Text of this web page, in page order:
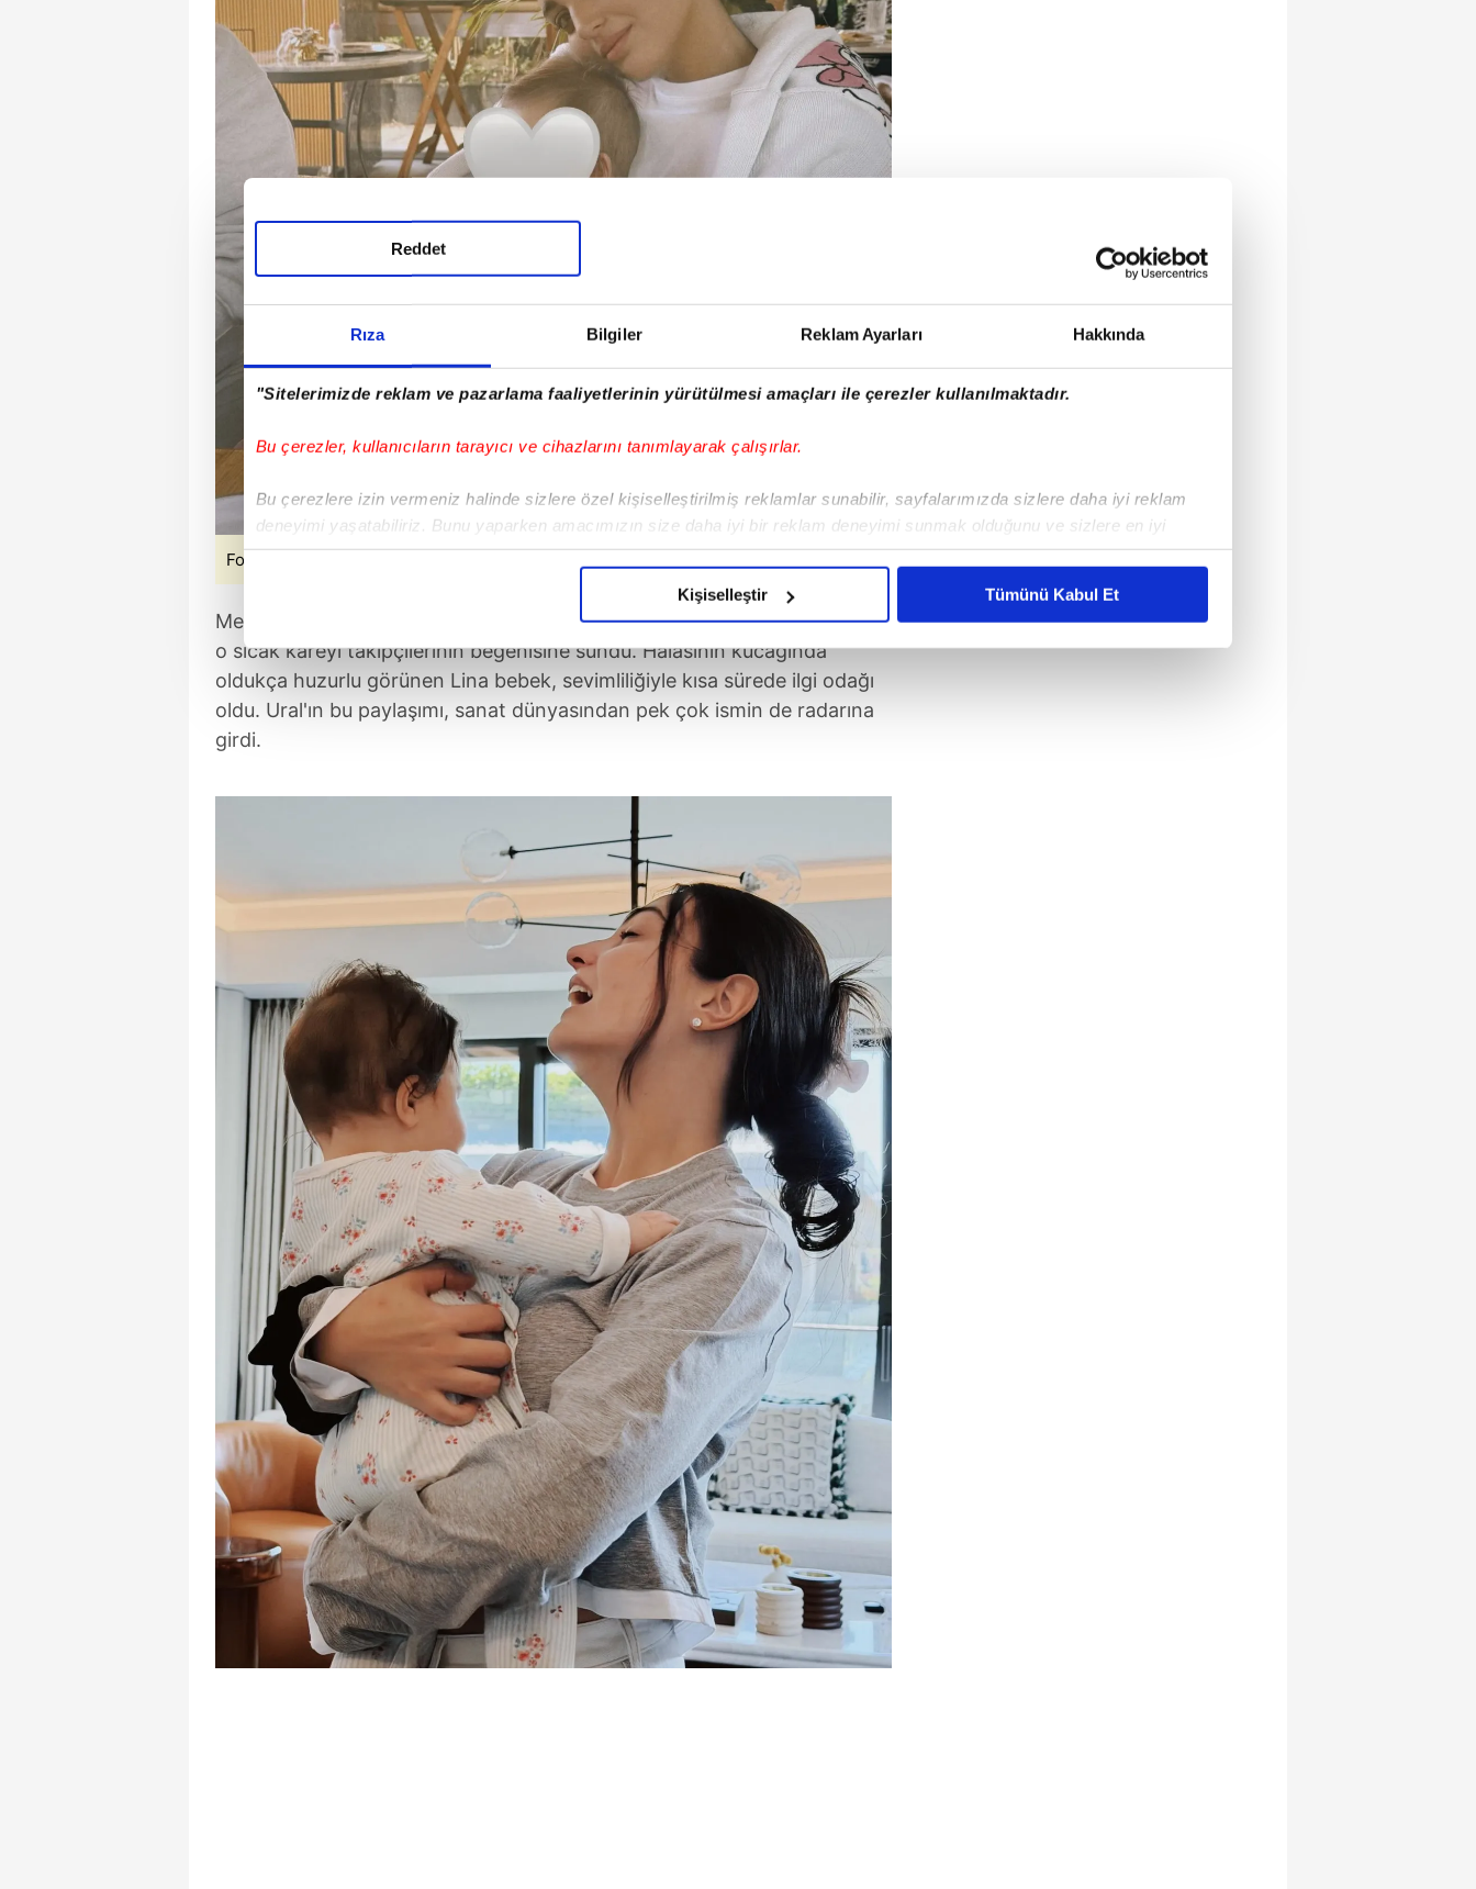
Rıza Bilgiler Reklam Ayarları Hakkında
"Sitelerimizde reklam ve pazarlama faaliyetlerinin yürütülmesi amaçları ile çerezler kullanılmaktadır.
Bu çerezler, kullanıcıların tarayıcı ve cihazlarını tanımlayarak çalışırlar.
Bu çerezlere izin vermeniz halinde sizlere özel kişiselleştirilmiş reklamlar sunabilir, sayfalarımızda sizlere daha iyi reklam
deneyimi yaşatabiliriz. Bunu yaparken amacımızın size daha iyi bir reklam deneyimi sunmak olduğunu ve sizlere en iyi
içerikleri sunabilmek adına elimizden gelen çabayı gösterdiğimizi ve bu noktada, reklamların maliyetlerimizi karşılamak
Sizlere daha iyi bir hizmet sunabilmek için İnternet Sitemizde kendimize ve üçüncü kişilere ait çerezler kullanılmaktadır. Bu
çerezler vasıtasıyla çeşitli kişisel verileriniz işlenmekte olup gerekli olan çerezler bilgi toplumu hizmetlerinin sunulması
Çerez Bilgilendirme Metnimiziziyaret edebilirsiniz.
6698 sayılı Kişisel Verilerin Korunması Kanunu uyarınca hazırlanmış Aydınlatma Metnimizi okumak ve sitemizde ilgili
mevzuata uygun olarak kullanılan çerezlerle ilgili bilgi almak için lütfentıklayınız
Reddet
Kişiselleştir Tümünü Kabul Et
Fotoğraflar: Sosyal medya
Melisa Ural, son olarak minik Lina ile ev halini yansıtan ayna karşısındaki
o sıcak kareyi takipçilerinin beğenisine sundu. Halasının kucağında
oldukça huzurlu görünen Lina bebek, sevimliliğiyle kısa sürede ilgi odağı
oldu. Ural'ın bu paylaşımı, sanat dünyasından pek çok ismin de radarına
girdi.